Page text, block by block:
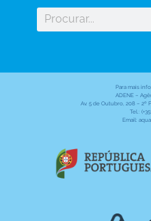
Para mais
ADENE –
Av. 5 de Outubro, 208 – 2º
Tel.:
Email: